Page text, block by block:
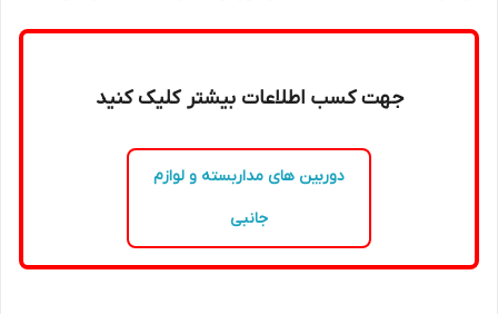
جهت کسب اطلاعات بیشتر کلیک کنید
دوربین های مداربسته و لوازم
جانبی